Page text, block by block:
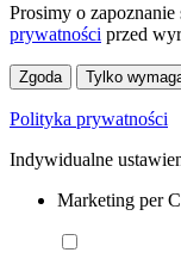
Prosimy o
prywatności przed
Zgoda Tylko
Polityka prywatności
Indywidualne
Marketing per